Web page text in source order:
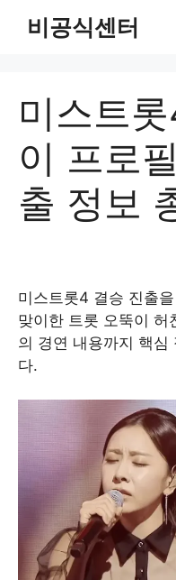
비공식센터
미스트
이 프로
출 정보
미스트롯4 결승 진출
맞이한 트롯 오뚝이 허
의 경연 내용까지 핵심
다.